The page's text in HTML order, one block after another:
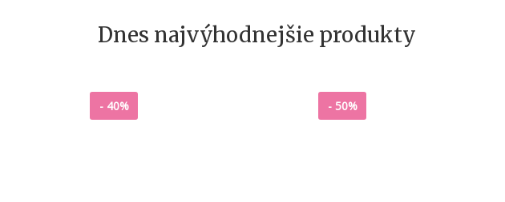
Dnes najvýhodnejšie produkty
- 40% - 50%